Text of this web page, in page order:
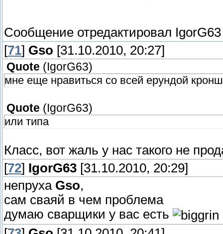
Сообщение отредактировал IgorG63
[71] Gso [31.10.2010, 20:27]
Quote ( IgorG63)
мне еще нравиться со всей ерундой
Quote ( IgorG63)
или типа
Класс, вот жаль у нас такого не
[72] IgorG63 [31.10.2010, 20:29]
непруха Gso,
сам сваяй в чем проблема
думаю сварщики у вас есть